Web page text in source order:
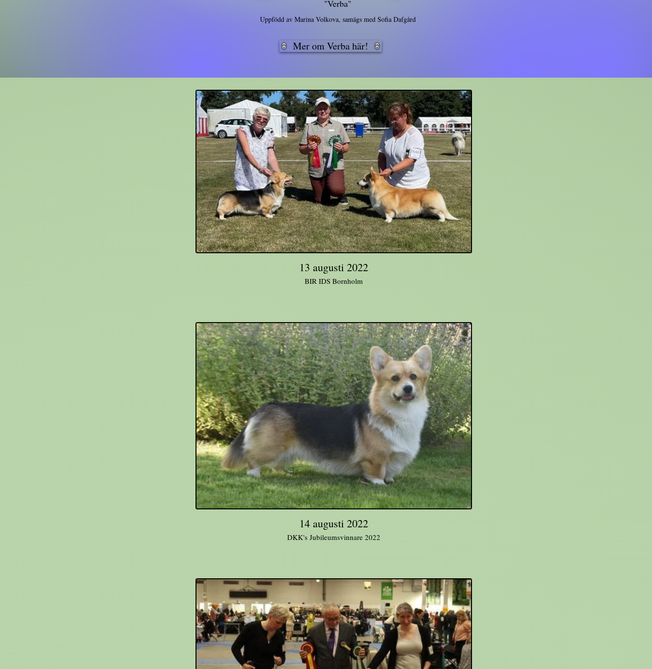
"Verba"
Uppfödd av Marina Volkova, samägs med Sofia Dafgård
Mer om Verba här!
13 augusti 2022
BIR IDS Bornholm
14 augusti 2022
DKK's Jubileumsvinnare 2022